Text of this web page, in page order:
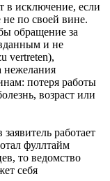
в исключение, если
по своей вине.
обращение за
и не
vertreten),
нежелания
потеря работы
возраст или
работает
фуллтайм
то ведомство
себя